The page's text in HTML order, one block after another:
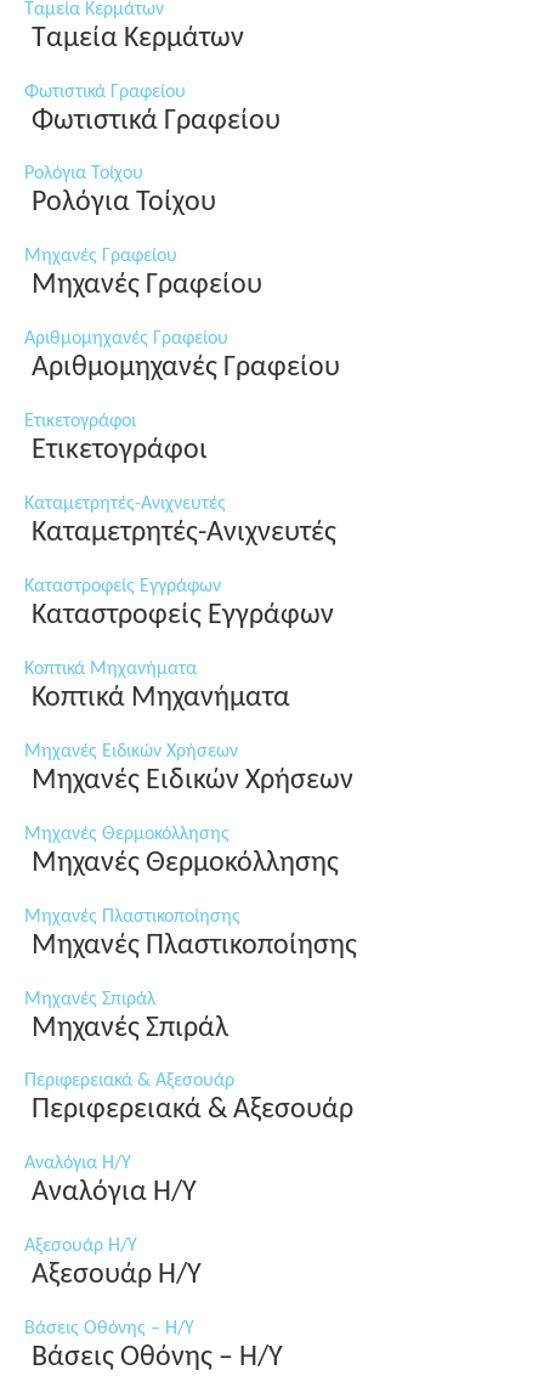
Ταμεία Κερμάτων
Ταμεία Κερμάτων
Φωτιστικά Γραφείου
Φωτιστικά Γραφείου
Ρολόγια Τοίχου
Ρολόγια Τοίχου
Μηχανές Γραφείου
Μηχανές Γραφείου
Αριθμομηχανές Γραφείου
Αριθμομηχανές Γραφείου
Ετικετογράφοι
Ετικετογράφοι
Καταμετρητές-Ανιχνευτές
Καταμετρητές-Ανιχνευτές
Καταστροφείς Εγγράφων
Καταστροφείς Εγγράφων
Κοπτικά Μηχανήματα
Κοπτικά Μηχανήματα
Μηχανές Ειδικών Χρήσεων
Μηχανές Ειδικών Χρήσεων
Μηχανές Θερμοκόλλησης
Μηχανές Θερμοκόλλησης
Μηχανές Πλαστικοποίησης
Μηχανές Πλαστικοποίησης
Μηχανές Σπιράλ
Μηχανές Σπιράλ
Περιφερειακά & Αξεσουάρ
Περιφερειακά & Αξεσουάρ
Αναλόγια Η/Υ
Αναλόγια Η/Υ
Αξεσουάρ Η/Υ
Αξεσουάρ Η/Υ
Βάσεις Οθόνης – Η/Υ
Βάσεις Οθόνης – Η/Υ